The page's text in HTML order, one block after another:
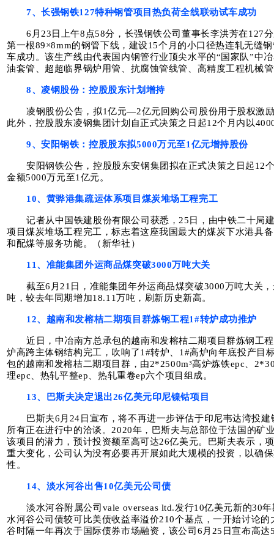
7、长强钢铁127特种钢管项目热负荷全线联动试车成功
6月23日上午8点58分，长强钢铁公司董事长李洪芳在127
第一根89×8mm的钢管下线，建设15个月的小口径热连轧无缝
车成功。该生产线由代表国内钢管行业顶尖水平的“国家队”中
油套管、超超临界锅炉用管、抗腐蚀管线管、高精度工程机械
8、凌钢股份：控股股东计划增持
凌钢股份公告，拟1亿元—2亿元回购公司股份用于股权激
此外，控股股东凌钢集团计划自正式决策之日起12个月内以
9、安阳钢铁：控股股东拟5000万元至1亿元增持股份
安阳钢铁公告，控股股东安钢集团拟在正式决策之日起12
金额5000万元至1亿元。
10、黄骅港集疏运体系项目煤炭堆场工程完工
记者从中国铁建股份有限公司获悉，25日，由中铁二十局
项目煤炭堆场工程完工，标志着这座我国最大的煤炭下水港具
和配煤等服务功能。（新华社）
11、准能集团外运商品煤突破3000万吨大关
截至6月21日，准能集团年外运商品煤突破3000万吨大关
吨，较去年同期增加18.11万吨，刷新历史新高。
12、越南和发榕桔二期项目群炼钢工程1#转炉成功推炉
近日，中冶南方总承包的越南和发榕桔二期项目群炼钢工
炉⾼跨主体钢结构完工，吹响了1#转炉、1#高炉向年底投产目
包的越南和发榕桔二期项目群，由2*2500m³高炉炼铁epc、
理epc、热轧平整ep、热轧重卷ep六个项目组成。
13、巴斯夫决定退出26亿美元印尼镍钴项目
巴斯夫6月24日宣布，将不再进一步评估于印尼韦达湾投
所有正在进行中的洽谈。2020年，巴斯夫与总部位于法国的矿
该项目的潜力，预计投资额至高可达26亿美元。巴斯夫表示，
重大变化，公司认为没有必要再开展如此大规模的投资，以确
性。
14、淡水河谷出售10亿美元公司债
淡水河谷附属公司vale overseas ltd.发行10亿美元新的30
水河谷公司债较可比美债收益率溢价210个基点，一开始讨论
谷时隔一年再次于国际债券市场融资，该公司6月25日宣布高